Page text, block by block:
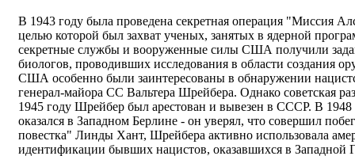
В 1943 году была проведена секретная операция "Миссия
целью которой был захват ученых, занятых в ядерной
секретные службы и вооруженные силы США получили
биологов, проводивших исследования в области создания
США особенно были заинтересованы в обнаружении
генерал-майора СС Вальтера Шрейбера. Однако советская
1945 году Шрейбер был арестован и вывезен в СССР. В
оказался в Западном Берлине - он уверял, что совершил
повестка" Линды Хант, Шрейбера активно использовала
идентификации бывших нацистов, оказавшихся в Западной